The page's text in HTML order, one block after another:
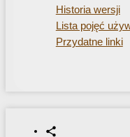
Historia wersji
Lista pojęć
Przydatne linki